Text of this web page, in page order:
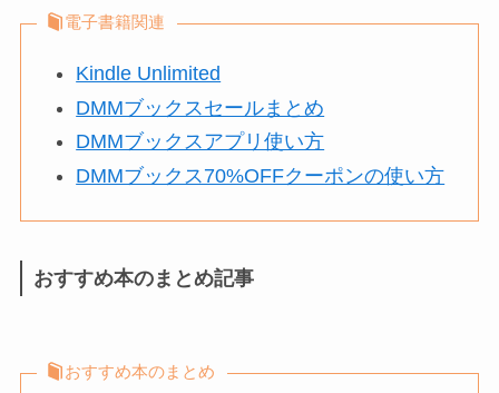
電子書籍関連
Kindle Unlimited
DMMブックスセールまとめ
DMMブックスアプリ使い方
DMMブックス70%OFFクーポンの使い方
おすすめ本のまとめ記事
おすすめ本のまとめ